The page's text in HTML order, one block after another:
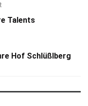
Talents
Hof Schlüßlberg